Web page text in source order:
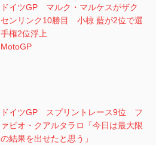
ドイツGP マルク・マルケスがザク
センリンク10勝目 小椋 藍が2位で選
手権2位浮上
MotoGP
ドイツGP スプリントレース9位 フ
ァビオ・クアルタラロ「今日は最大限
の結果を出せたと思う」